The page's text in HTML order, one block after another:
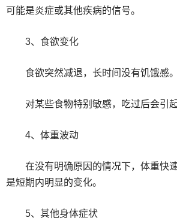
可能是炎症或其他疾病的信号。
3、食欲变化
食欲突然减退，长时间没有饥饿感。
对某些食物特别敏感，吃过后会引起
4、体重波动
在没有明确原因的情况下，体重快
是短期内明显的变化。
5、其他身体症状